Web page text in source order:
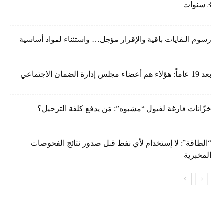
3 سنوات
رسوم النفايات باقية والإقرار مؤجل… واستثناء لمواد أساسية
بعد 19 عاماً: هؤلاء هم أعضاء مجلس إدارة الضمان الاجتماعي
خزّانات فارغة لفيول “مشبوه”: مَن يدفع كلفة الترحيل؟
“الطاقة”: لا إستخدام لأي نفط قبل صدور نتائج الفحوصات
المخبرية